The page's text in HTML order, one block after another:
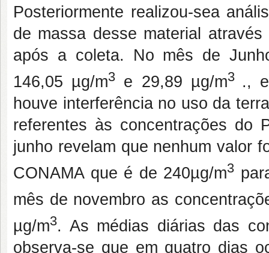
Posteriormente realizou-sea
de massa desse material
após a coleta. No mês de
146,05 µg/m3 e 29,89 µg/m3 .,
houve interferência no uso da
referentes às concentrações do
junho revelam que nenhum valor
CONAMA que é de 240µg/m3
mês de novembro as
µg/m3. As médias diárias das
observa-se que em quatro dias